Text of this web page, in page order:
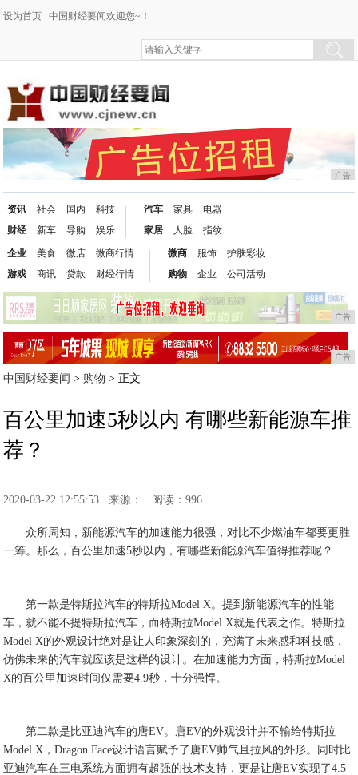
设为首页 中国财经要闻欢迎您~！
广告
资讯
财经
社会
新车
国内
导购
科技
娱乐
汽车
家居
家具
人脸
电器
指纹
企业
游戏
美食
商讯
微店
贷款
微商行情
财经行情
微商
购物
服饰
企业
护肤彩妆
公司活动
广告
广告
中国财经要闻 > 购物 > 正文
百公里加速5秒以内 有哪些新能源车推
荐？
2020-03-22 12:55:53 来源： 阅读：996
众所周知，新能源汽车的加速能力很强，对比不少燃油车都要更胜
一筹。那么，百公里加速5秒以内，有哪些新能源汽车值得推荐呢？
第一款是特斯拉汽车的特斯拉Model X。提到新能源汽车的性能
车，就不能不提特斯拉汽车，而特斯拉Model X就是代表之作。特斯拉
Model X的外观设计绝对是让人印象深刻的，充满了未来感和科技感，
仿佛未来的汽车就应该是这样的设计。在加速能力方面，特斯拉Model
X的百公里加速时间仅需要4.9秒，十分强悍。
第二款是比亚迪汽车的唐EV。唐EV的外观设计并不输给特斯拉
Model X，Dragon Face设计语言赋予了唐EV帅气且拉风的外形。同时比
亚迪汽车在三电系统方面拥有超强的技术支持，更是让唐EV实现了4.5